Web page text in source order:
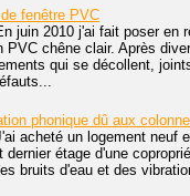
fenêtre PVC
juin 2010 j'ai fait poser en
PVC chêne clair. Après
qui se décollent,
phonique dû aux
acheté un logement neuf
dernier étage d'une
bruits d'eau et des